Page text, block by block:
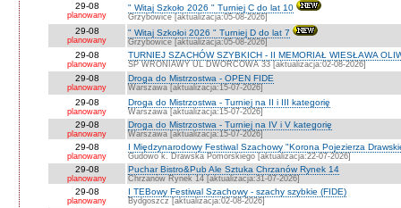
29-08
planowany
" Witaj Szkoło 2026 " Turniej C do lat 10
Grzybowice [aktualizacja:05-08-2026]
29-08
planowany
" Witaj Szkołoi 2026 " Turniej D do lat 7
Grzybowice [aktualizacja:05-08-2026]
29-08
planowany
TURNIEJ SZACHÓW SZYBKICH - II MEMORIAŁ WIESŁAWA
SP WRONIAWY UL DWORCOWA 33 [aktualizacja:02-08-2026]
29-08
planowany
Droga do Mistrzostwa - OPEN FIDE
Warszawa [aktualizacja:15-07-2026]
29-08
planowany
Droga do Mistrzostwa - Turniej na II i III kategorię
Warszawa [aktualizacja:15-07-2026]
29-08
planowany
Droga do Mistrzostwa - Turniej na IV i V kategorię
Warszawa [aktualizacja:15-07-2026]
29-08
planowany
I Międzynarodowy Festiwal Szachowy "Korona Pojezierza
Gudowo k. Drawska Pomorskiego [aktualizacja:22-07-2026]
29-08
planowany
Puchar Bistro&Pub Ale Sztuka Chrzanów Rynek 14
Chrzanów Rynek 14 [aktualizacja:31-07-2026]
29-08
planowany
I TEBowy Festiwal Szachowy - szachy szybkie (FIDE)
Bydgoszcz [aktualizacja:02-08-2026]